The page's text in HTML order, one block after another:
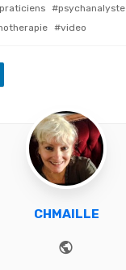
praticiens psychanalyste
video
CHMAILLE